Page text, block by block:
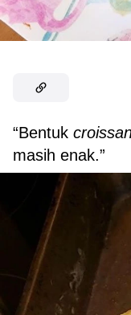
“Bentuk
masih enak.”